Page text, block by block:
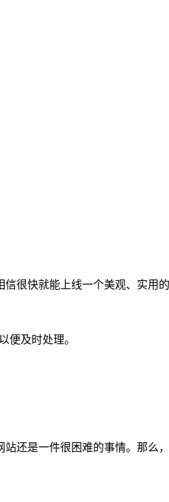
很快就能上线一个美观、实用的
便及时处理。
还是一件很困难的事情。那么